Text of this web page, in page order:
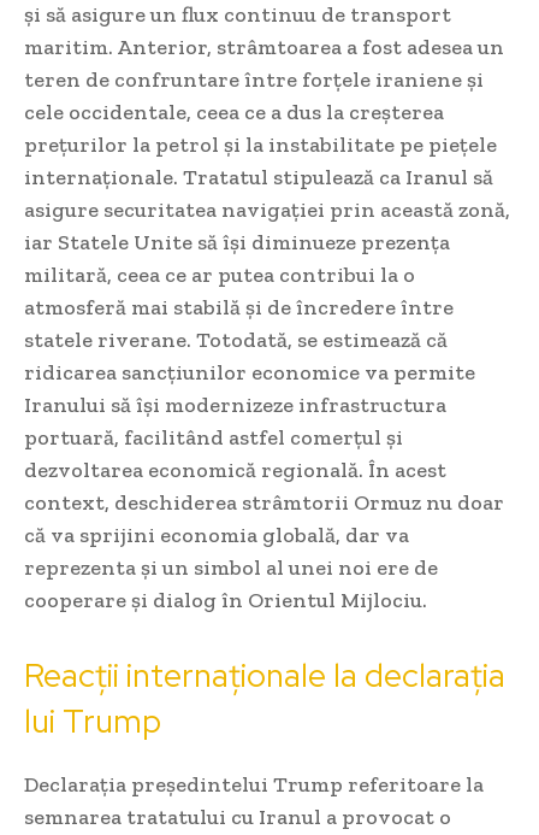
și să asigure un flux continuu de transport
maritim. Anterior, strâmtoarea a fost adesea un
teren de confruntare între forțele iraniene și
cele occidentale, ceea ce a dus la creșterea
prețurilor la petrol și la instabilitate pe piețele
internaționale. Tratatul stipulează ca Iranul să
asigure securitatea navigației prin această zonă,
iar Statele Unite să își diminueze prezența
militară, ceea ce ar putea contribui la o
atmosferă mai stabilă și de încredere între
statele riverane. Totodată, se estimează că
ridicarea sancțiunilor economice va permite
Iranului să își modernizeze infrastructura
portuară, facilitând astfel comerțul și
dezvoltarea economică regională. În acest
context, deschiderea strâmtorii Ormuz nu doar
că va sprijini economia globală, dar va
reprezenta și un simbol al unei noi ere de
cooperare și dialog în Orientul Mijlociu.
Reacții internaționale la declarația
lui Trump
Declarația președintelui Trump referitoare la
semnarea tratatului cu Iranul a provocat o